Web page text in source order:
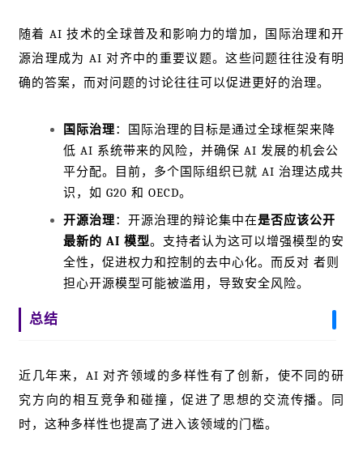
随着 AI 技术的全球普及和影响力的增加，国际治理和开
源治理成为 AI 对齐中的重要议题。这些问题往往没有明
确的答案，而对问题的讨论往往可以促进更好的治理。
国际治理：国际治理的目标是通过全球框架来降
低 AI 系统带来的风险，并确保 AI 发展的机会公
平分配。目前，多个国际组织已就 AI 治理达成共
识，如 G20 和 OECD。
开源治理：开源治理的辩论集中在是否应该公开
最新的 AI 模型。支持者认为这可以增强模型的安
全性，促进权力和控制的去中心化。而反对 者则
担心开源模型可能被滥用，导致安全风险。
总结
近几年来，AI 对齐领域的多样性有了创新，使不同的研
究方向的相互竞争和碰撞，促进了思想的交流传播。同
时，这种多样性也提高了进入该领域的门槛。